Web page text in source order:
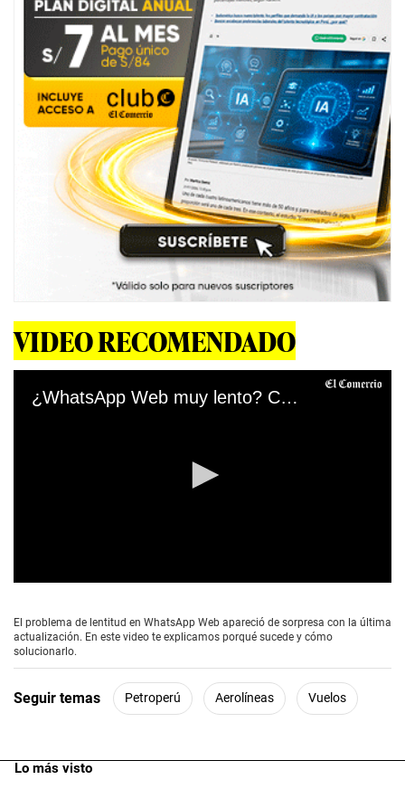
VIDEO RECOMENDADO
¿WhatsApp Web muy lento? Conoce el truco para agilizar este proceso
e
c
o
s
o
e
c
El problema de lentitud en WhatsApp Web apareció de sorpresa con la última
actualización. En este video te explicamos porqué sucede y cómo
solucionarlo.
Seguir temas Petroperú Aerolíneas Vuelos
Lo más visto